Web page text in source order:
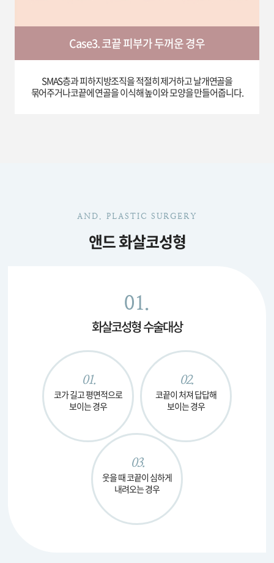
Case3. 코끝 피부가 두꺼운 경우
SMAS층과 피하지방조직을 적절히 제거하고 날개연골을
묶어주거나코끝에 연골을 이식해 높이와 모양을 만들어줍니다.
AND. PLASTIC SURGERY
앤드 화살코성형
01.
화살코성형 수술대상
01.
코가 길고 평면적으로
보이는 경우
02.
코끝이 처져 답답해
보이는 경우
03.
웃을 때 코끝이 심하게
내려오는 경우